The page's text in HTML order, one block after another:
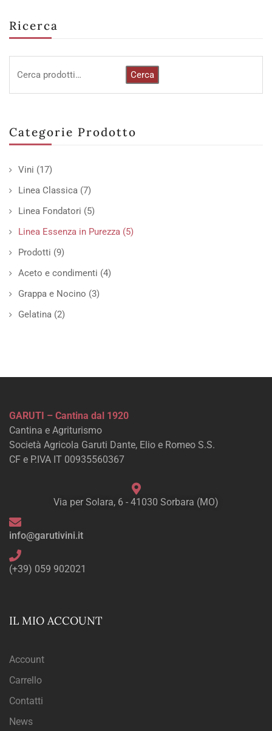
Ricerca
Cerca
Categorie Prodotto
Vini (17)
Linea Classica (7)
Linea Fondatori (5)
Linea Essenza in Purezza (5)
Prodotti (9)
Aceto e condimenti (4)
Grappa e Nocino (3)
Gelatina (2)
GARUTI – Cantina dal 1920
Cantina e Agriturismo
Società Agricola Garuti Dante, Elio e Romeo S.S.
CF e P.IVA IT 00935560367
Via per Solara, 6 - 41030 Sorbara (MO)
info@garutivini.it
(+39) 059 902021
IL MIO ACCOUNT
Account
Carrello
Contatti
News